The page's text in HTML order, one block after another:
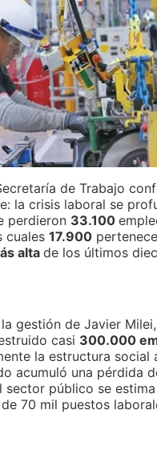
de Trabajo
la crisis laboral se
perdieron 33.100
cuales 17.900
alta de los últimos
gestión de Javier
casi 300.000
la estructura social
acumuló una pérdida
sector público se estima
70 mil puestos